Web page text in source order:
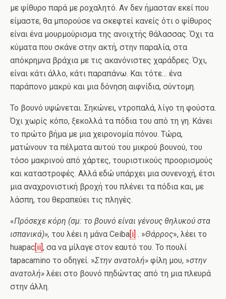
με ψίθυρο παρά με ροχαλητό. Αν δεν ήμασταν εκεί που
είμαστε, θα μπορούσε να σκεφτεί κανείς ότι ο ψίθυρος
είναι ένα μουρμούρισμα της ανοιχτής θάλασσας. Όχι τα
κύματα που σκάνε στην ακτή, στην παραλία, στα
απόκρημνα βράχια με τις ακανόνιστες χαράδρες. Όχι,
είναι κάτι άλλο, κάτι παραπάνω. Και τότε… ένα
παράπονο μακρύ και μια δόνηση αιφνίδια, σύντομη.
Το βουνό υψώνεται. Σηκώνει, ντροπαλά, λίγο τη φούστα.
Όχι χωρίς κόπο, ξεκολλά τα πόδια του από τη γη. Κάνει
το πρώτο βήμα με μια χειρονομία πόνου. Τώρα,
ματώνουν τα πέλματα αυτού του μικρού βουνού, του
τόσο μακρινού από χάρτες, τουριστικούς προορισμούς
και καταστροφές. Αλλά εδώ υπάρχει μια συνενοχή, έτσι
μια αναχρονιστική βροχή του πλένει τα πόδια και, με
λάσπη, του θεραπεύει τις πληγές.
«Πρόσεχε κόρη (σμ: το βουνό είναι γένους θηλυκού στα
ισπανικά)», του λέει η μάνα Ceiba[i] . »Θάρρος», λέει το
huapac[ii], σα να μίλαγε στον εαυτό του. Το πουλί
tapacamino το οδηγεί. »Στην ανατολή» φίλη μου, »στην
ανατολή» λέει στο βουνό πηδώντας από τη μια πλευρά
στην άλλη.